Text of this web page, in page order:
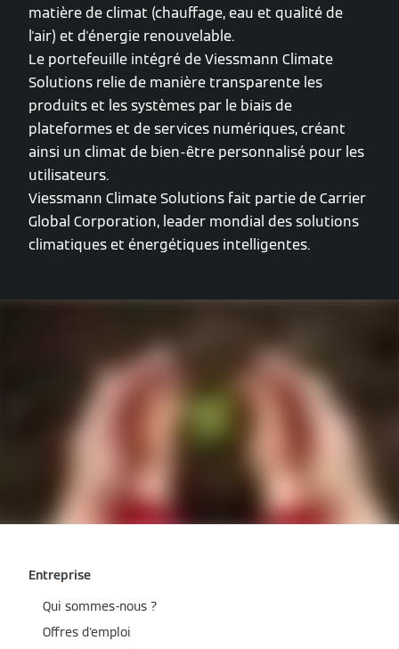
matière de climat (chauffage, eau et qualité de
l'air) et d'énergie renouvelable.
Le portefeuille intégré de Viessmann Climate
Solutions relie de manière transparente les
produits et les systèmes par le biais de
plateformes et de services numériques, créant
ainsi un climat de bien-être personnalisé pour les
utilisateurs.
Viessmann Climate Solutions fait partie de Carrier
Global Corporation, leader mondial des solutions
climatiques et énergétiques intelligentes.
Entreprise
Qui sommes-nous ?
Offres d'emploi